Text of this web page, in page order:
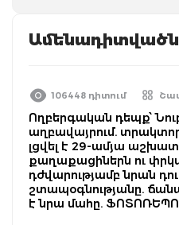
106448 դիտում
Ողբերգական դեպք՝
աղբավայրում.
լցվել է 29-ամյա
քաղաքացիներն ու
դժվարությամբ նրան
շտապօգնությանը.
է նրա մահը.